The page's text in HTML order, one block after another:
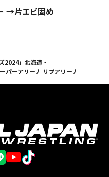
→片エビ固め
2024」北海道・
パーアリーナ サブアリーナ